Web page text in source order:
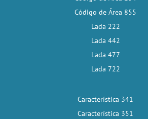
Código de Área 855
Lada 222
Lada 442
Lada 477
Lada 722
Característica 341
Característica 351